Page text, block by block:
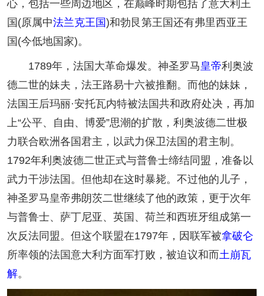
心，包括一些周边地区，在巅峰时期包括了意大利王
国(原属中法兰克王国)和勃艮第王国还有弗里西亚王
国(今低地国家)。
1789年，法国大革命爆发。神圣罗马皇帝利奥波
德二世的妹夫，法王路易十六被推翻。而他的妹妹，
法国王后玛丽·安托瓦内特被法国共和政府处决，再加
上“公平、自由、博爱”思潮的扩散，利奥波德二世极
力联合欧洲各国君主，以武力保卫法国的君主制。
1792年利奥波德二世正式与普鲁士缔结同盟，准备以
武力干涉法国。但他却在这时暴毙。不过他的儿子，
神圣罗马皇帝弗朗茨二世继续了他的政策，更于次年
与普鲁士、萨丁尼亚、英国、荷兰和西班牙组成第一
次反法同盟。但这个联盟在1797年，因联军被拿破仑
所率领的法国意大利方面军打败，被迫议和而土崩瓦
解。